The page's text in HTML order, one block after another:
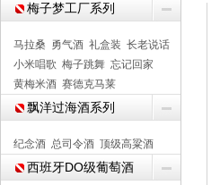
梅子梦工厂系列
马拉桑 勇气酒 礼盒装 长老说话
小米唱歌 梅子跳舞 忘记回家
黄梅米酒 赛德克马莱
飘洋过海酒系列
纪念酒 总司令酒 顶级高粱酒
西班牙DO级葡萄酒